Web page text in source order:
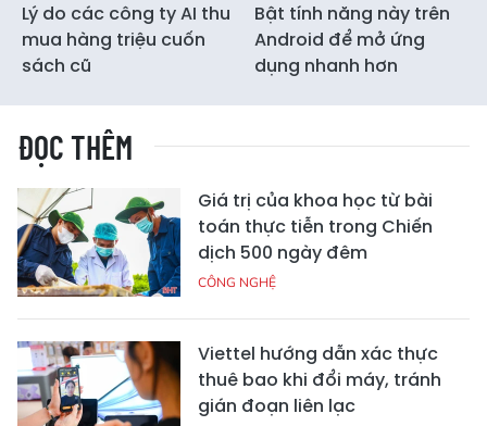
Lý do các công ty AI thu
mua hàng triệu cuốn
sách cũ
Bật tính năng này trên
Android để mở ứng
dụng nhanh hơn
ĐỌC THÊM
Giá trị của khoa học từ bài
toán thực tiễn trong Chiến
dịch 500 ngày đêm
CÔNG NGHỆ
Viettel hướng dẫn xác thực
thuê bao khi đổi máy, tránh
gián đoạn liên lạc